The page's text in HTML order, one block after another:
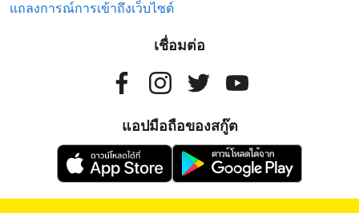
แถลงการณ์การเข้าถึงเว็บไซต์
เชื่อมต่อ
แอปมือถือของสกู๊ต